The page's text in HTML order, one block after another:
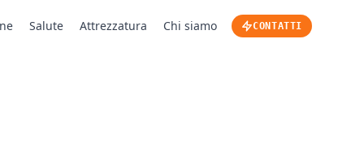
Salute Attrezzatura Chi siamo CONTATTI